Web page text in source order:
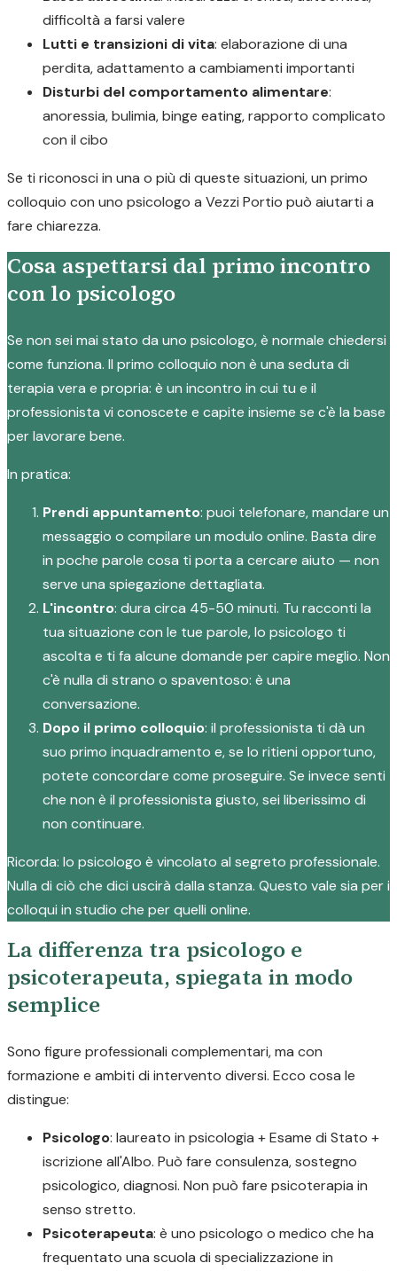
difficoltà a farsi valere
Lutti e transizioni di vita: elaborazione di una
perdita, adattamento a cambiamenti importanti
Disturbi del comportamento alimentare:
anoressia, bulimia, binge eating, rapporto complicato
con il cibo
Se ti riconosci in una o più di queste situazioni, un primo
colloquio con uno psicologo a Vezzi Portio può aiutarti a
fare chiarezza.
Cosa aspettarsi dal primo incontro
con lo psicologo
Se non sei mai stato da uno psicologo, è normale chiedersi
come funziona. Il primo colloquio non è una seduta di
terapia vera e propria: è un incontro in cui tu e il
professionista vi conoscete e capite insieme se c'è la base
per lavorare bene.
In pratica:
Prendi appuntamento: puoi telefonare, mandare un
messaggio o compilare un modulo online. Basta dire
in poche parole cosa ti porta a cercare aiuto — non
serve una spiegazione dettagliata.
L'incontro: dura circa 45-50 minuti. Tu racconti la
tua situazione con le tue parole, lo psicologo ti
ascolta e ti fa alcune domande per capire meglio. Non
c'è nulla di strano o spaventoso: è una
conversazione.
Dopo il primo colloquio: il professionista ti dà un
suo primo inquadramento e, se lo ritieni opportuno,
potete concordare come proseguire. Se invece senti
che non è il professionista giusto, sei liberissimo di
non continuare.
Ricorda: lo psicologo è vincolato al segreto professionale.
Nulla di ciò che dici uscirà dalla stanza. Questo vale sia per i
colloqui in studio che per quelli online.
La differenza tra psicologo e
psicoterapeuta, spiegata in modo
semplice
Sono figure professionali complementari, ma con
formazione e ambiti di intervento diversi. Ecco cosa le
distingue:
Psicologo: laureato in psicologia + Esame di Stato +
iscrizione all'Albo. Può fare consulenza, sostegno
psicologico, diagnosi. Non può fare psicoterapia in
senso stretto.
Psicoterapeuta: è uno psicologo o medico che ha
frequentato una scuola di specializzazione in